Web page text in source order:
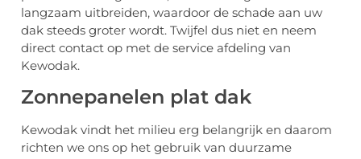
langzaam uitbreiden, waardoor de schade aan uw
dak steeds groter wordt. Twijfel dus niet en neem
direct contact op met de service afdeling van
Kewodak.
Zonnepanelen plat dak
Kewodak vindt het milieu erg belangrijk en daarom
richten we ons op het gebruik van duurzame